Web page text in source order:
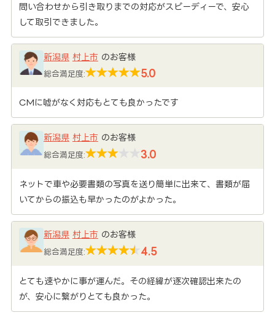
問い合わせから引き取りまでの対応がスピーディーで、安心
して取引できました。
新潟県 村上市 のお客様
総合満足度: 5.0
CMに嘘がなく対応もとても良かったです
新潟県 村上市 のお客様
総合満足度: 3.0
ネットで車や必要書類の写真を送り簡単に出来て、書類が届
いてからの振込も早かったのがよかった。
新潟県 村上市 のお客様
総合満足度: 4.5
とても速やかに事が運んだ。その経緯が逐次確認出来たの
が、安心に繋がりとても良かった。